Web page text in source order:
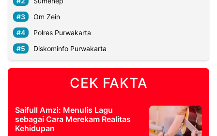
Om Zein
Polres Purwakarta
Diskominfo Purwakarta
CEK FAKTA
Saifull Amzi: Menulis Lagu
sebagai Cara Merekam Realitas
Kehidupan